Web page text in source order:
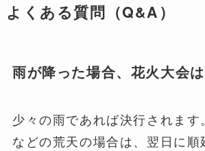
よくある質問（Q&A）
雨が降った場合、花火大会
少々の雨であれば決行されま
などの荒天の場合は、翌日に順